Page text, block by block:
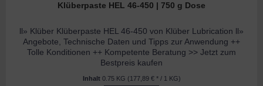
Klüberpaste HEL 46-450 | 750 g Dose
ll» Klüber Klüberpaste HEL 46-450 von Klüber Lubrication ll»
Angebote, Technische Daten und Tipps zur Anwendung ++
Tolle Konditionen ++ Kompetente Beratung >> Jetzt zum
Bestpreis kaufen
Inhalt 0.75 KG (177,89 € * / 1 KG)